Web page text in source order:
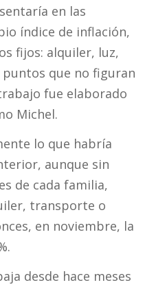
en las
índice de inflación,
fijos: alquiler, luz,
que no figuran
fue elaborado
Michel.
lo que habría
aunque sin
de cada familia,
transporte o
en noviembre, la
desde hace meses